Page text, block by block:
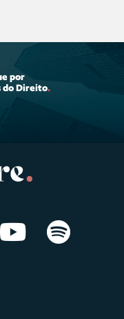
por
do Direito.